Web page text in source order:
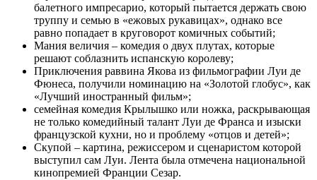
балетного импресарио, который пытается держать свою
труппу и семью в «ежовых рукавицах», однако все
равно попадает в круговорот комичных событий;
Мания величия – комедия о двух плутах, которые
решают соблазнить испанскую королеву;
Приключения раввина Якова из фильмографии Луи де
Фюнеса, получили номинацию на «Золотой глобус», как
«Лучший иностранный фильм»;
семейная комедия Крылышко или ножка, раскрывающая
не только комедийный талант Луи де Франса и изыски
французской кухни, но и проблему «отцов и детей»;
Скупой – картина, режиссером и сценаристом которой
выступил сам Луи. Лента была отмечена национальной
кинопремией Франции Сезар.